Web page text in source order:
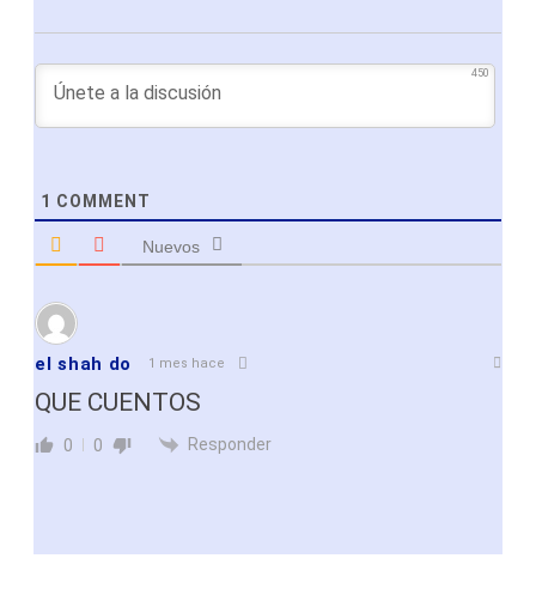
450
1 COMMENT
Nuevos
el shah do 1 mes hace
QUE CUENTOS
0 0 Responder